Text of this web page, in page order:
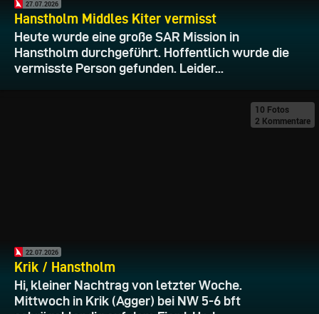
27.07.2026
Hanstholm Middles Kiter vermisst
Heute wurde eine große SAR Mission in
Hanstholm durchgeführt. Hoffentlich wurde die
vermisste Person gefunden. Leider...
10 Fotos
2 Kommentare
22.07.2026
Krik / Hanstholm
Hi, kleiner Nachtrag von letzter Woche.
Mittwoch in Krik (Agger) bei NW 5-6 bft